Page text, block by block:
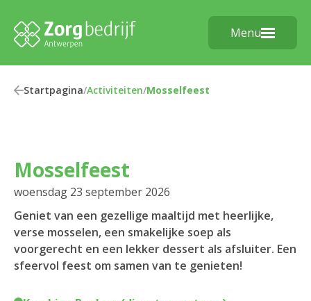
Menu
Startpagina/Activiteiten/Mosselfeest
Mosselfeest
woensdag 23 september 2026
Geniet van een gezellige maaltijd met heerlijke,
verse mosselen, een smakelijke soep als
voorgerecht en een lekker dessert als afsluiter. Een
sfeervol feest om samen van te genieten!